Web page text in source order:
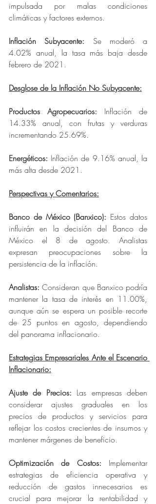
impulsada por malas condiciones
climáticas y factores externos.
Inflación Subyacente: Se moderó a
4.02% anual, la tasa más baja desde
febrero de 2021.
Desglose de la Inflación No Subyacente:
Productos Agropecuarios: Inflación de
14.33% anual, con frutas y verduras
incrementando 25.69%.
Energéticos: Inflación de 9.16% anual, la
más alta desde 2021.
Perspectivas y Comentarios:
Banco de México (Banxico): Estos datos
influirán en la decisión del Banco de
México el 8 de agosto. Analistas
expresan preocupaciones sobre la
persistencia de la inflación.
Analistas: Consideran que Banxico podría
mantener la tasa de interés en 11.00%,
aunque aún se espera un posible recorte
de 25 puntos en agosto, dependiendo
del panorama inflacionario.
Estrategias Empresariales Ante el Escenario
Inflacionario:
Ajuste de Precios: Las empresas deben
considerar ajustes graduales en los
precios de productos y servicios para
reflejar los costos crecientes de insumos y
mantener márgenes de beneficio.
Optimización de Costos: Implementar
estrategias de eficiencia operativa y
reducción de gastos innecesarios es
crucial para mejorar la rentabilidad y